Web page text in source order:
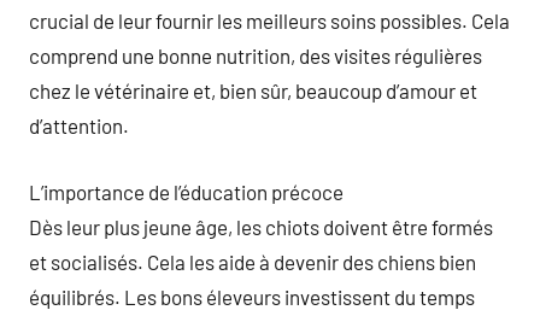
crucial de leur fournir les meilleurs soins possibles. Cela
comprend une bonne nutrition, des visites régulières
chez le vétérinaire et, bien sûr, beaucoup d’amour et
d’attention.
L’importance de l’éducation précoce
Dès leur plus jeune âge, les chiots doivent être formés
et socialisés. Cela les aide à devenir des chiens bien
équilibrés. Les bons éleveurs investissent du temps